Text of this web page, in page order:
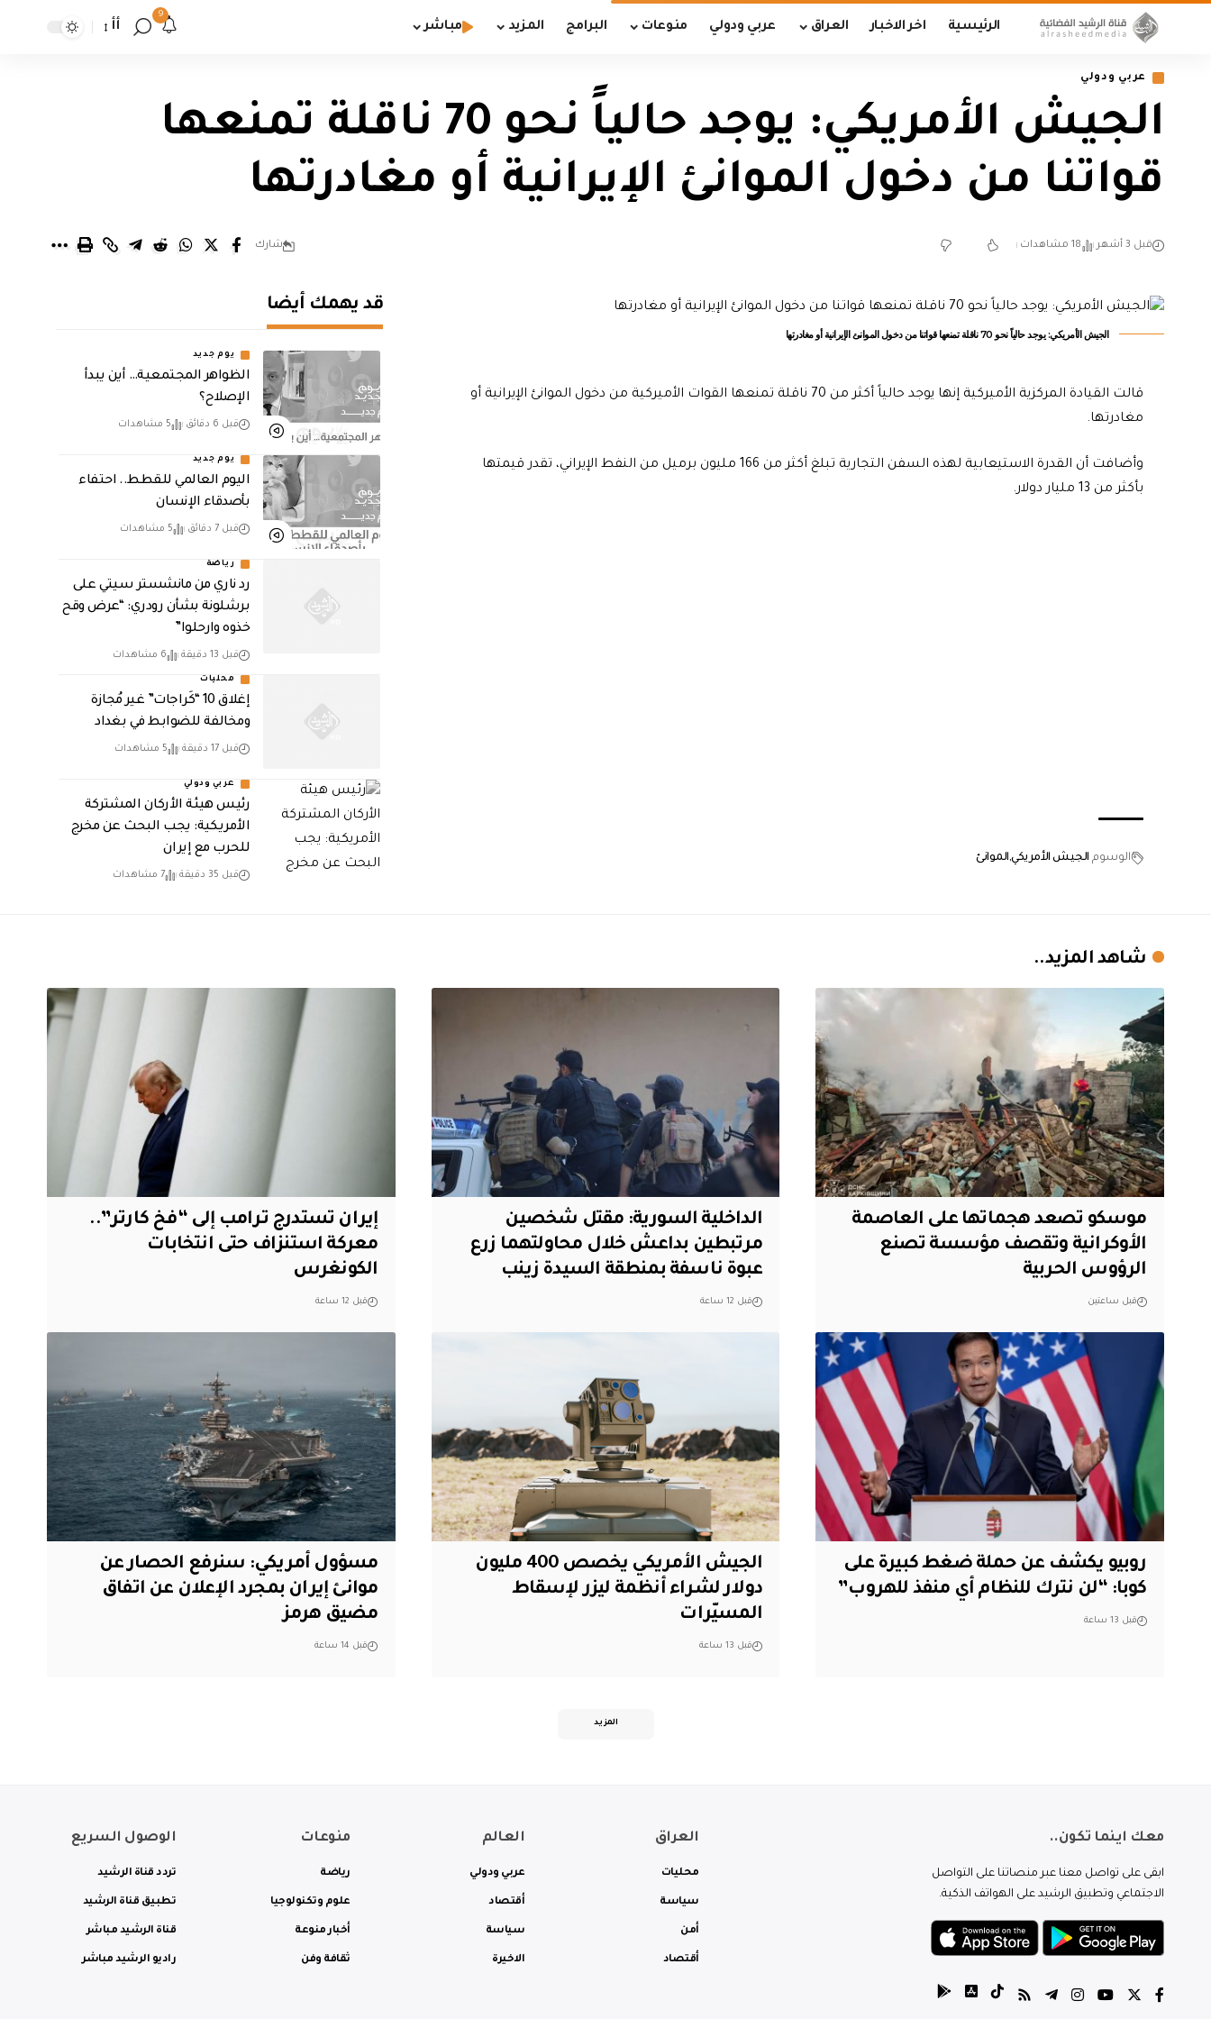
الرئيسية اخر الاخبار العراق عربي ودولي منوعات البرامج المزيد مباشر
9
أأ
عربي ودولي
الجيش الأمريكي: يوجد حالياً نحو 70 ناقلة تمنعها
قواتنا من دخول الموانئ الإيرانية أو مغادرتها
قبل 3 أشهر 18 مشاهدات شارك
الجيش الأمريكي: يوجد حالياً نحو 70 ناقلة تمنعها قواتنا من دخول الموانئ الإيرانية أو مغادرتها
قالت القيادة المركزية الأميركية إنها يوجد حالياً أكثر من 70 ناقلة تمنعها القوات الأميركية من دخول الموانئ الإيرانية أو
مغادرتها.
وأضافت أن القدرة الاستيعابية لهذه السفن التجارية تبلغ أكثر من 166 مليون برميل من النفط الإيراني، تقدر قيمتها
بأكثر من 13 مليار دولار.
الوسوم الجيش الأمريكي الموانئ
قد يهمك أيضا
يوم جديد
الظواهر المجتمعية… أين يبدأ
الإصلاح؟
قبل 6 دقائق 5 مشاهدات
يوم جديد
اليوم العالمي للقطط.. احتفاء
بأصدقاء الإنسان
قبل 7 دقائق 5 مشاهدات
رياضة
رد ناري من مانشستر سيتي على
برشلونة بشأن رودري: “عرض وقح
خذوه وارحلوا”
قبل 13 دقيقة 6 مشاهدات
محليات
إغلاق 10 “كَراجات” غير مُجازة
ومخالفة للضوابط في بغداد
قبل 17 دقيقة 5 مشاهدات
عربي ودولي
رئيس هيئة الأركان المشتركة
الأمريكية: يجب البحث عن مخرج
للحرب مع إيران
قبل 35 دقيقة 7 مشاهدات
شاهد المزيد..
موسكو تصعد هجماتها على العاصمة
الأوكرانية وتقصف مؤسسة تصنع
الرؤوس الحربية
قبل ساعتين
الداخلية السورية: مقتل شخصين
مرتبطين بداعش خلال محاولتهما زرع
عبوة ناسفة بمنطقة السيدة زينب
قبل 12 ساعة
إيران تستدرج ترامب إلى “فخ كارتر”..
معركة استنزاف حتى انتخابات
الكونغرس
قبل 12 ساعة
روبيو يكشف عن حملة ضغط كبيرة على
كوبا: “لن نترك للنظام أي منفذ للهروب”
قبل 13 ساعة
الجيش الأمريكي يخصص 400 مليون
دولار لشراء أنظمة ليزر لإسقاط
المسيّرات
قبل 13 ساعة
مسؤول أمريكي: سنرفع الحصار عن
موانئ إيران بمجرد الإعلان عن اتفاق
مضيق هرمز
قبل 14 ساعة
المزيد
معك اينما تكون..
ابقى على تواصل معنا عبر منصاتنا على التواصل
الاجتماعي وتطبيق الرشيد على الهواتف الذكية.
العراق
محليات
سياسة
أمن
أقتصاد
العالم
عربي ودولي
أقتصاد
سياسة
الاخيرة
منوعات
رياضة
علوم وتكنولوجيا
أخبار منوعة
ثقافة وفن
الوصول السريع
تردد قناة الرشيد
تطبيق قناة الرشيد
قناة الرشيد مباشر
راديو الرشيد مباشر